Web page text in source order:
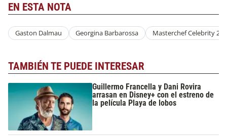
EN ESTA NOTA
Gaston Dalmau Georgina Barbarossa Masterchef Celebrity 2
TAMBIÉN TE PUEDE INTERESAR
Guillermo Francella y Dani Rovira
arrasan en Disney+ con el estreno de
la película Playa de lobos